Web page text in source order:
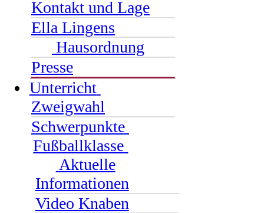
Kontakt und Lage
Ella Lingens
Hausordnung
Presse
Unterricht
Zweigwahl
Schwerpunkte
Fußballklasse
Aktuelle
Informationen
Video Knaben